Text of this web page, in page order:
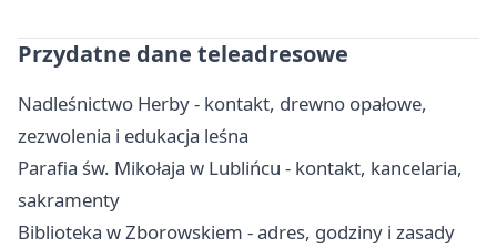
Przydatne dane teleadresowe
Nadleśnictwo Herby - kontakt, drewno opałowe,
zezwolenia i edukacja leśna
Parafia św. Mikołaja w Lublińcu - kontakt, kancelaria,
sakramenty
Biblioteka w Zborowskiem - adres, godziny i zasady